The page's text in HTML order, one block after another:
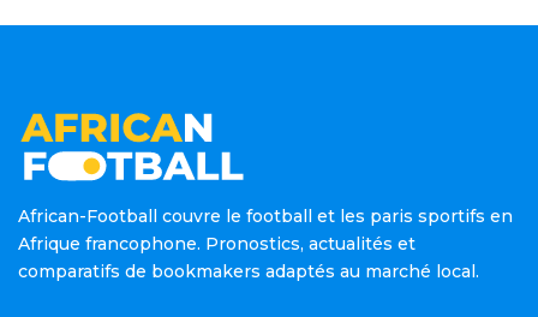
African-Football couvre le football et les paris sportifs en
Afrique francophone. Pronostics, actualités et
comparatifs de bookmakers adaptés au marché local.